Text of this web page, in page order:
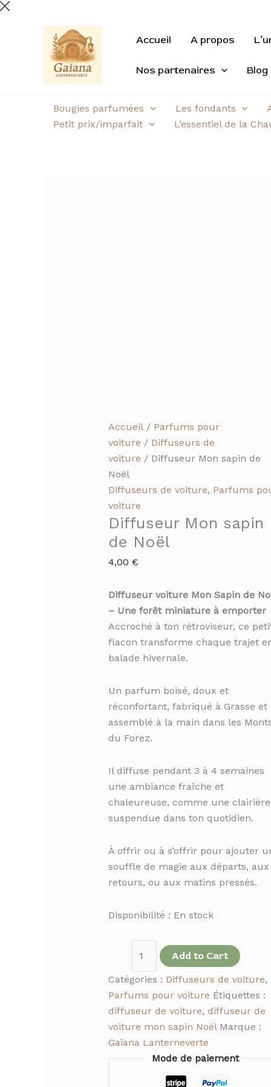
Aller
Accueil A propos
Nos partenaires Blog
Bougies parfumées Les fondants
Petit prix/imparfait
L’essentiel de la
Accueil / Parfums pour
voiture / Diffuseurs de
voiture / Diffuseur Mon sapin de
Noël
Diffuseurs de voiture, Parfums
voiture
Diffuseur Mon sapin
de Noël
4,00 €
Diffuseur voiture Mon Sapin de
– Une forêt miniature à emporter
Accroché à ton rétroviseur, ce
flacon transforme chaque trajet
balade hivernale.
Un parfum boisé, doux et
réconfortant, fabriqué à Grasse et
assemblé à la main dans les
du Forez.
Il diffuse pendant 3 à 4 semaines
une ambiance fraîche et
chaleureuse, comme une clairière
suspendue dans ton quotidien.
À offrir ou à s’offrir pour ajouter
souffle de magie aux départs, aux
retours, ou aux matins pressés.
Disponibilité : En stock
Add to Cart
Catégories : Diffuseurs de voiture,
Parfums pour voiture Étiquettes :
diffuseur de voiture, diffuseur de
voiture mon sapin Noël Marque :
Gaïana Lanterneverte
Mode de paiement